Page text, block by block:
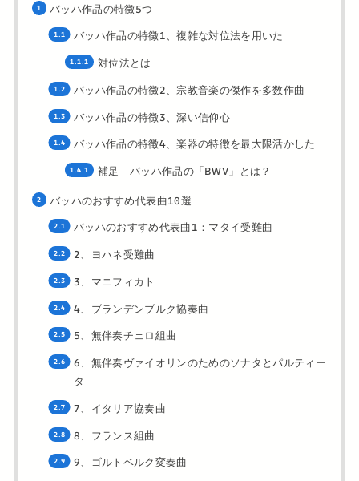
バッハ作品の特徴5つ
バッハ作品の特徴1、複雑な対位法を用いた
対位法とは
バッハ作品の特徴2、宗教音楽の傑作を多数作曲
バッハ作品の特徴3、深い信仰心
バッハ作品の特徴4、楽器の特徴を最大限活かした
補足 バッハ作品の「BWV」とは？
バッハのおすすめ代表曲10選
バッハのおすすめ代表曲1：マタイ受難曲
2、ヨハネ受難曲
3、マニフィカト
4、ブランデンブルク協奏曲
5、無伴奏チェロ組曲
6、無伴奏ヴァイオリンのためのソナタとパルティー
タ
7、イタリア協奏曲
8、フランス組曲
9、ゴルトベルク変奏曲